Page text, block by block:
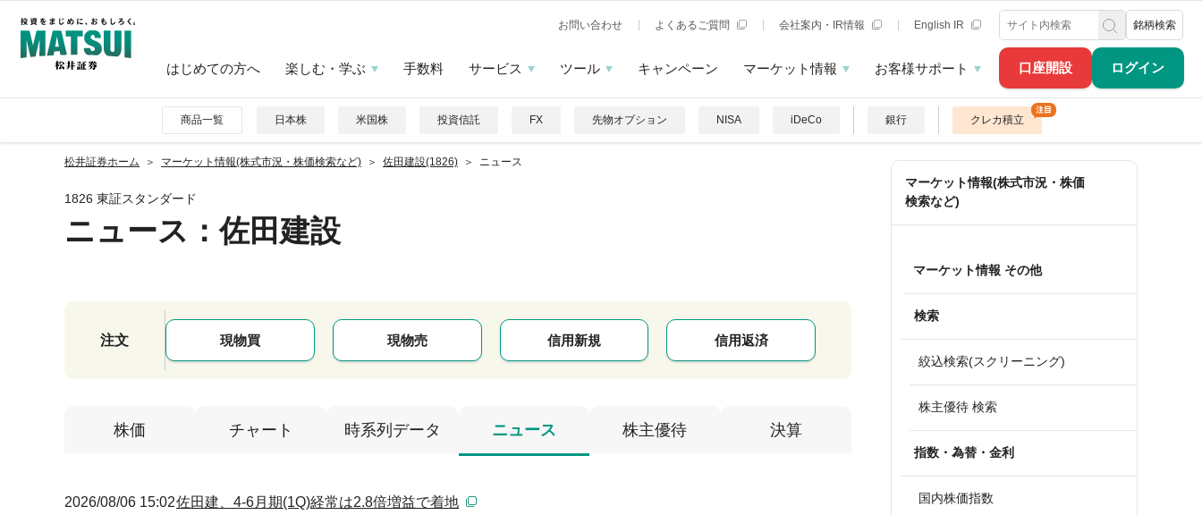
口座開設 ログイン
お問い合わせ よくあるご質問 会社案内・IR情報 English IR 銘柄検索
はじめての方へ 楽しむ・学ぶ 手数料 サービス ツール キャンペーン マーケット情報 お客様サポート
商品一覧 日本株 米国株 投資信託 FX 先物オプション NISA iDeCo 銀行 クレカ積立
松井証券ホーム マーケット情報(株式市況・株価検索など) 佐田建設(1826) ニュース
1826 東証スタンダード
ニュース ：佐田建設
注文 現物買 現物売 信用新規 信用返済
株価 チャート 時系列データ ニュース 株主優待 決算
2026/08/06 15:02佐田建、4-6月期(1Q)経常は2.8倍増益で着地
マーケット情報(株式市況・株価
検索など)
マーケット情報 その他
検索
絞込検索(スクリーニング)
株主優待 検索
指数・為替・金利
国内株価指数